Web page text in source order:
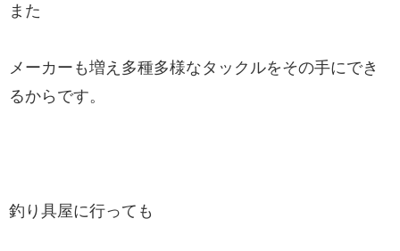
また
メーカーも増え多種多様なタックルをその手にでき
るからです。
釣り具屋に行っても